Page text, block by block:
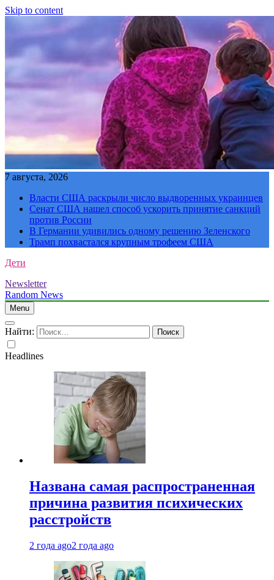
Skip to content
7 августа, 2026
Власти США раскрыли число выдворенных украинцев
Сенат США нашел способ ускорить принятие санкций
против России
В Германии удивились одному решению Зеленского
Трамп похвастался крупным трофеем США
Дети
Newsletter
Random News
Menu
Найти:
Headlines
Названа самая распространенная
причина развития психических
расстройств
2 года ago2 года ago